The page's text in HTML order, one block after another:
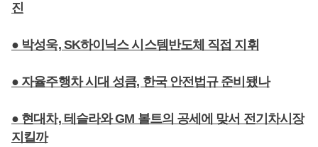
진
● 박성욱, SK하이닉스 시스템반도체 직접 지휘
● 자율주행차 시대 성큼, 한국 안전법규 준비됐나
● 현대차, 테슬라와 GM 볼트의 공세에 맞서 전기차시장
지킬까